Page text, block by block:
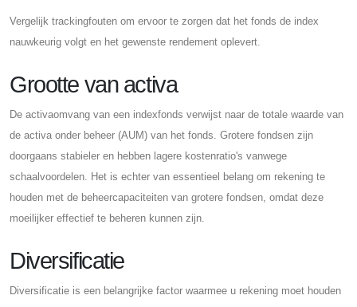
Vergelijk trackingfouten om ervoor te zorgen dat het fonds de index
nauwkeurig volgt en het gewenste rendement oplevert.
Grootte van activa
De activaomvang van een indexfonds verwijst naar de totale waarde van
de activa onder beheer (AUM) van het fonds. Grotere fondsen zijn
doorgaans stabieler en hebben lagere kostenratio's vanwege
schaalvoordelen. Het is echter van essentieel belang om rekening te
houden met de beheercapaciteiten van grotere fondsen, omdat deze
moeilijker effectief te beheren kunnen zijn.
Diversificatie
Diversificatie is een belangrijke factor waarmee u rekening moet houden